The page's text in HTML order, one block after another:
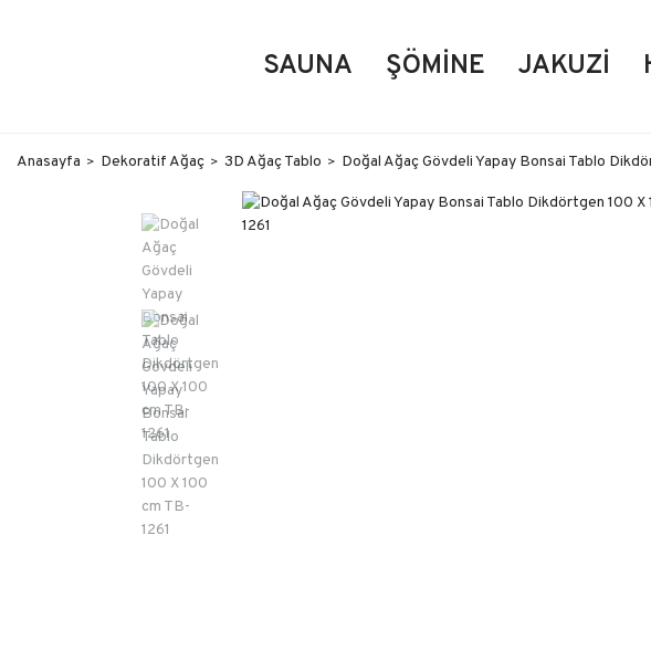
SAUNA ŞÖMINE JAKUZI
Anasayfa Dekoratif Ağaç 3D Ağaç Tablo Doğal Ağaç Gövdeli Yapay Bonsai Tablo